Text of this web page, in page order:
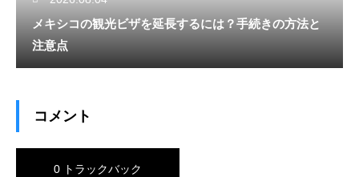
メキシコの観光ビザを延長するには？手続きの方法と
注意点
コメント
0 トラックバック